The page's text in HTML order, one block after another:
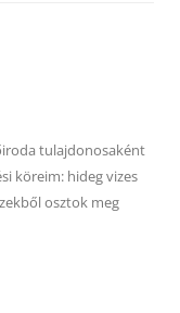
tulajdonosaként
köreim: hideg vizes
osztok meg